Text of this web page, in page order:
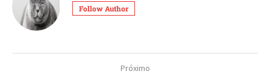
Follow Author
Próximo